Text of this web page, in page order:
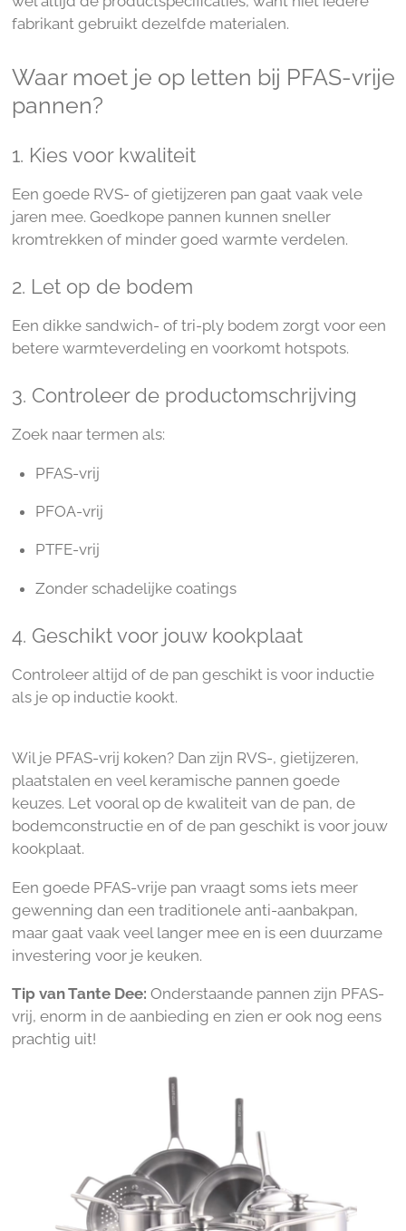
fabrikant gebruikt dezelfde materialen.
Waar moet je op letten bij PFAS-vrije
pannen?
1. Kies voor kwaliteit
Een goede RVS- of gietijzeren pan gaat vaak vele
jaren mee. Goedkope pannen kunnen sneller
kromtrekken of minder goed warmte verdelen.
2. Let op de bodem
Een dikke sandwich- of tri-ply bodem zorgt voor een
betere warmteverdeling en voorkomt hotspots.
3. Controleer de productomschrijving
Zoek naar termen als:
PFAS-vrij
PFOA-vrij
PTFE-vrij
Zonder schadelijke coatings
4. Geschikt voor jouw kookplaat
Controleer altijd of de pan geschikt is voor inductie
als je op inductie kookt.
Wil je PFAS-vrij koken? Dan zijn RVS-, gietijzeren,
plaatstalen en veel keramische pannen goede
keuzes. Let vooral op de kwaliteit van de pan, de
bodemconstructie en of de pan geschikt is voor jouw
kookplaat.
Een goede PFAS-vrije pan vraagt soms iets meer
gewenning dan een traditionele anti-aanbakpan,
maar gaat vaak veel langer mee en is een duurzame
investering voor je keuken.
Tip van Tante Dee: Onderstaande pannen zijn PFAS-
vrij, enorm in de aanbieding en zien er ook nog eens
prachtig uit!